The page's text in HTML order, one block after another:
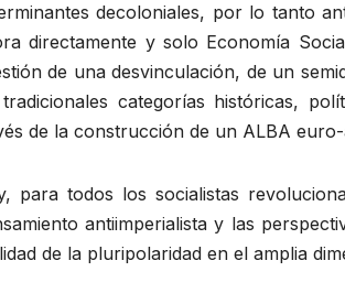
decoloniales, por lo tanto
directamente y solo Economía
de una desvinculación, de un
categorías históricas,
de la construcción de un ALBA
para todos los socialistas
antiimperialista y las
de la pluripolaridad en el amplia